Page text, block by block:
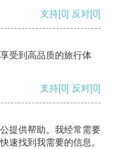
支持[0] 反对[0]
受到高品质的旅行体
支持[0] 反对[0]
提供帮助。我经常需要
速找到我需要的信息。